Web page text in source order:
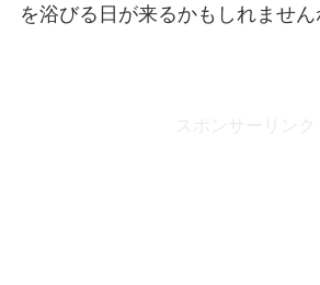
を浴びる日が来るかもしれません